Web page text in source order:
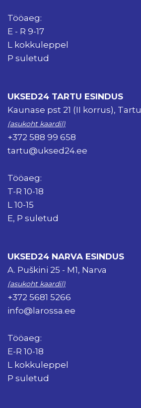
Tööaeg:
E - R 9-17
L kokkuleppel
P suletud
UKSED24 TARTU ESINDUS
Kaunase pst 21 (II korrus), Tartu
(asukoht kaardil)
+372 588 99 658
tartu@uksed24.ee
Tööaeg:
T-R 10-18
L 10-15
E, P suletud
UKSED24 NARVA ESINDUS
A. Puškini 25 - M1, Narva
(asukoht kaardil)
+372 5681 5266
info@larossa.ee
Tööaeg:
E-R 10-18
L kokkuleppel
P suletud